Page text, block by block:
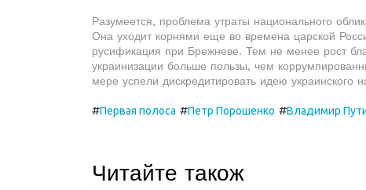
Разумеется, проблема утраты национального
Она уходит корнями еще во времена царской
русификация при Брежневе. Тем не менее рост
украинизации больше пользы, чем
мере успели дискредитировать идею украинского
#Первая полоса #Петр Порошенко #Владимир
Читайте також